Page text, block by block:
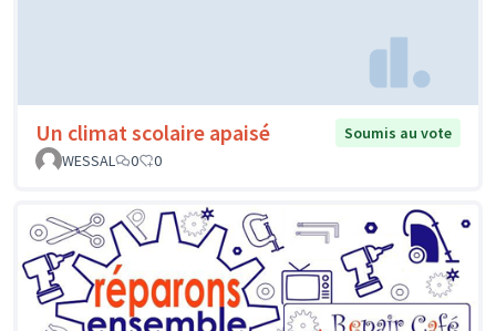
Un climat scolaire apaisé
Soumis au vote
WESSAL
0 0